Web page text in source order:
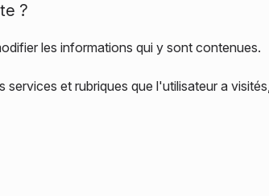
?
les informations qui y sont contenues.
et rubriques que l'utilisateur a